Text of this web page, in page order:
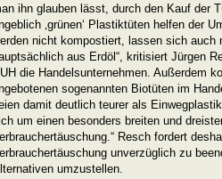
ihn glauben lässt, durch den Kauf der
‚grünen‘ Plastiktüten helfen der
nicht kompostiert, lassen sich auch
aus Erdöl“, kritisiert Jürgen
die Handelsunternehmen. Außerdem
sogenannten Biotüten im
damit deutlich teurer als
um einen besonders breiten und
Resch fordert
unverzüglich zu
umzustellen.